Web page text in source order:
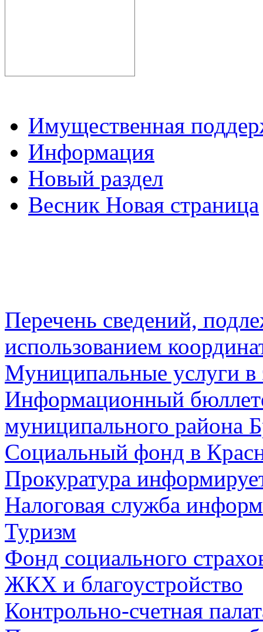
Имущественная
Информация
Новый раздел
Весник Новая страница
Перечень сведений,
использованием
Муниципальные услуги в
Информационный
муниципального района
Социальный фонд в
Прокуратура
Налоговая служба
Туризм
Фонд социального
ЖКХ и благоустройство
Контрольно-счетная